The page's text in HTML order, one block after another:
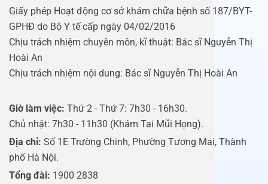
Giấy phép Hoạt động cơ sở khám chữa bệnh số 187/BYT-
GPHĐ do Bộ Y tế cấp ngày 04/02/2016
Chịu trách nhiệm chuyên môn, kĩ thuật: Bác sĩ Nguyễn Thị
Hoài An
Chịu trách nhiệm nội dung: Bác sĩ Nguyễn Thị Hoài An
Giờ làm việc: Thứ 2 - Thứ 7: 7h30 - 16h30.
Chủ nhật: 7h30 - 11h30 (Khám Tai Mũi Họng).
Địa chỉ: Số 1E Trường Chinh, Phường Tương Mai, Thành
phố Hà Nội.
Tổng đài: 1900 2838